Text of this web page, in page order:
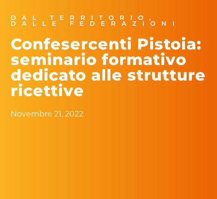
DAL TERRITORIO,
DALLE FEDERAZIONI
Confesercenti Pistoia:
seminario formativo
dedicato alle strutture
ricettive
Novembre 21, 2022